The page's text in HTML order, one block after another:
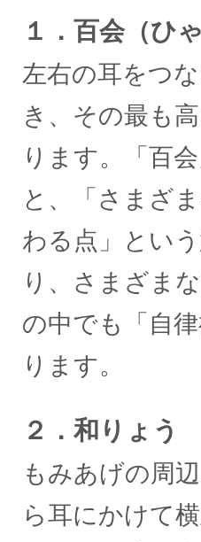
１．百会（ひ
左右の耳をつな
き、その最も
ります。「百
と、「さまざ
わる点」とい
り、さまざま
の中でも「自
ります。
２．和りょう
もみあげの周
ら耳にかけて